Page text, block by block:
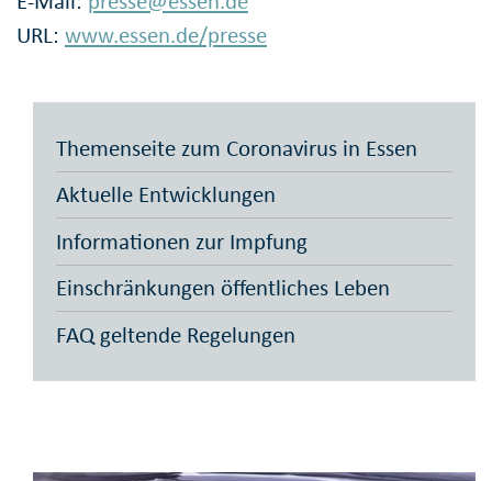
URL: www.essen.de/presse
Themenseite zum Coronavirus in Essen
Aktuelle Entwicklungen
Informationen zur Impfung
Einschränkungen öffentliches Leben
FAQ geltende Regelungen